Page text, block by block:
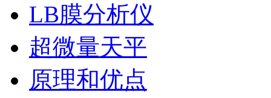
LB膜分析仪
超微量天平
原理和优点